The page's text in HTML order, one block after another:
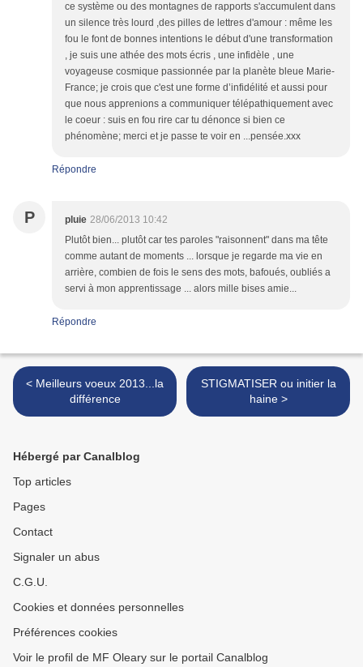
ce système ou des montagnes de rapports s'accumulent dans
un silence très lourd ,des pilles de lettres d'amour : même les
fou le font de bonnes intentions le début d'une transformation
, je suis une athée des mots écris , une infidèle , une
voyageuse cosmique passionnée par la planète bleue Marie-
France; je crois que c'est une forme d’infidélité et aussi pour
que nous apprenions a communiquer télépathiquement avec
le coeur : suis en fou rire car tu dénonce si bien ce
phénomène; merci et je passe te voir en ...pensée.xxx
Répondre
P pluie 28/06/2013 10:42
Plutôt bien... plutôt car tes paroles "raisonnent" dans ma tête
comme autant de moments ... lorsque je regarde ma vie en
arrière, combien de fois le sens des mots, bafoués, oubliés a
servi à mon apprentissage ... alors mille bises amie...
Répondre
< Meilleurs voeux 2013...la
différence
STIGMATISER ou initier la
haine >
Hébergé par Canalblog
Top articles
Pages
Contact
Signaler un abus
C.G.U.
Cookies et données personnelles
Préférences cookies
Voir le profil de MF Oleary sur le portail Canalblog